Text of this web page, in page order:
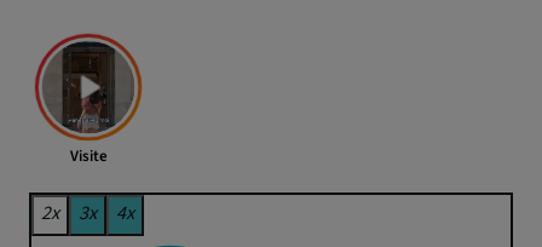
Visite
2x 3x 4x